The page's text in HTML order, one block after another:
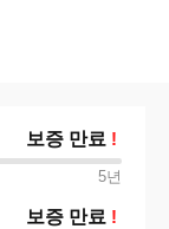
보증 만료 !
5년
보증 만료 !